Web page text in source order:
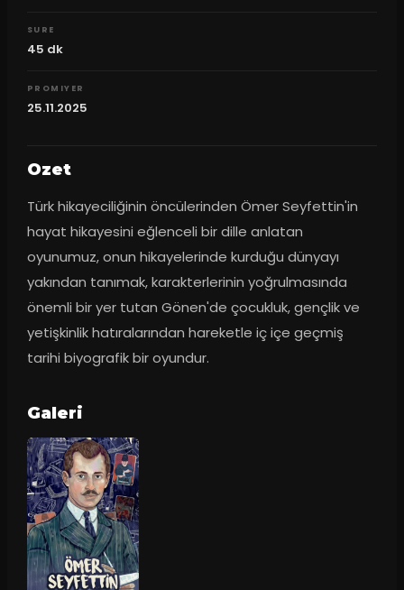
SURE
45 dk
PROMIYER
25.11.2025
Ozet
Türk hikayeciliğinin öncülerinden Ömer Seyfettin'in
hayat hikayesini eğlenceli bir dille anlatan
oyunumuz, onun hikayelerinde kurduğu dünyayı
yakından tanımak, karakterlerinin yoğrulmasında
önemli bir yer tutan Gönen'de çocukluk, gençlik ve
yetişkinlik hatıralarından hareketle iç içe geçmiş
tarihi biyografik bir oyundur.
Galeri